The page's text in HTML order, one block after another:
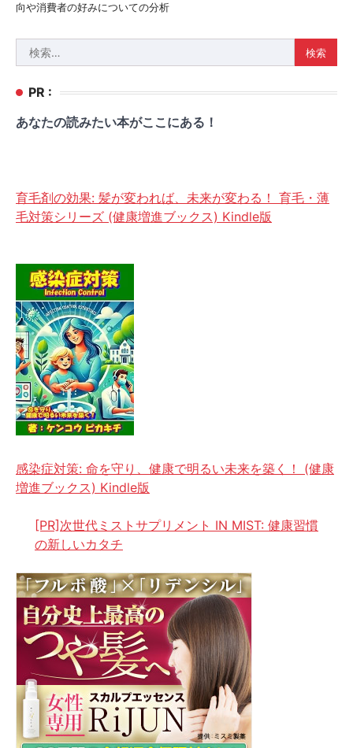
向や消費者の好みについての分析
索:
PR :
あなたの読みたい本がここにある！
育毛剤の効果: 髪が変われば、未来が変わる！ 育毛・薄
毛対策シリーズ (健康増進ブックス) Kindle版
感染症対策: 命を守り、健康で明るい未来を築く！ (健康
増進ブックス) Kindle版
[PR]次世代ミストサプリメント IN MIST: 健康習慣
の新しいカタチ